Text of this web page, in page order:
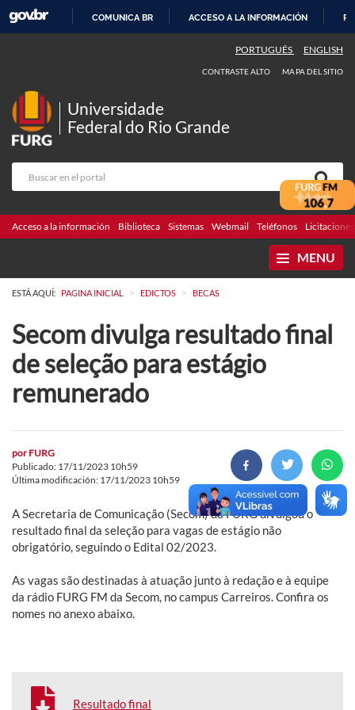
CONTENIDO
COMUNICA BR ACCESO A LA INFORMACIÓN
PORTUGUÊS ENGLISH
CONTRASTE ALTO MAPA DEL SITIO
Universidade
Federal do Rio Grande
Acceso a la información Biblioteca Sistemas Webmail Teléfonos Licitaciones
MENU
ESTÁ AQUÍ: PAGINA INICIAL > EDICTOS > BECAS
Secom divulga resultado final
de seleção para estágio
remunerado
por FURG
Publicado: 17/11/2023 10h59
Última modificación: 17/11/2023 10h59
A Secretaria de Comunicação (Secom) da FURG divulgou o
resultado final da seleção para vagas de estágio não
obrigatório, seguindo o Edital 02/2023.
As vagas são destinadas à atuação junto à redação e à equipe
da rádio FURG FM da Secom, no campus Carreiros. Confira os
nomes no anexo abaixo.
Resultado final